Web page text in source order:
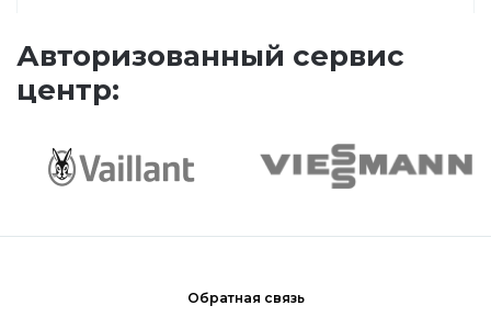
Viessmann
Напольные газовые котлы
Напольные конденсационные котлы
Авторизованный сервис
центр:
Обратная связь